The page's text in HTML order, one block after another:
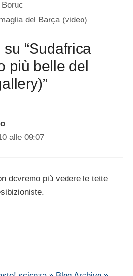
Boruc
del Barça (video)
“Sudafrica
più belle del
alle 09:07
dovremo più vedere le tette